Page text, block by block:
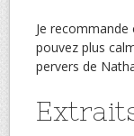
Je
pouvez plus
pervers de